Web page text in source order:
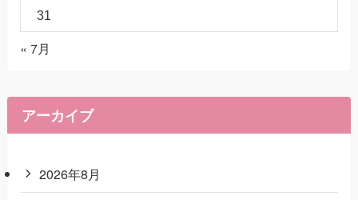
31
« 7月
アーカイブ
2026年8月